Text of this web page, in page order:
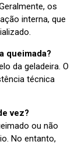
os
interna, que
queimada?
da geladeira. O
técnica
vez?
ou não
No entanto,